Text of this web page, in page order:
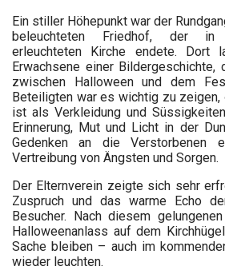
Ein stiller Höhepunkt war der
beleuchteten Friedhof, der in
erleuchteten Kirche endete. Dort
Erwachsene einer Bildergeschichte,
zwischen Halloween und dem
Beteiligten war es wichtig zu zeigen,
ist als Verkleidung und
Erinnerung, Mut und Licht in der
Gedenken an die Verstorbenen
Vertreibung von Ängsten und Sorgen.
Der Elternverein zeigte sich sehr
Zuspruch und das warme Echo
Besucher. Nach diesem
Halloweenanlass auf dem
Sache bleiben – auch im
wieder leuchten.